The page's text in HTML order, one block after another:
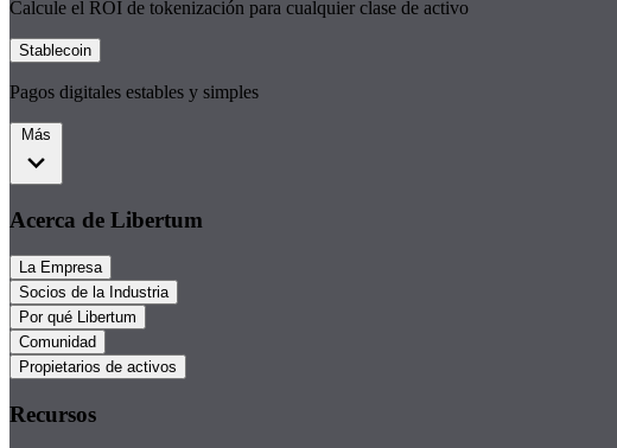
Calcule el ROI de tokenización para cualquier clase de activo
Stablecoin
Pagos digitales estables y simples
Más
Acerca de Libertum
La Empresa
Socios de la Industria
Por qué Libertum
Comunidad
Propietarios de activos
Recursos